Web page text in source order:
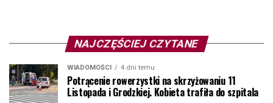
NAJCZĘŚCIEJ CZYTANE
WIADOMOŚCI 4 dni temu
Potrącenie rowerzystki na skrzyżowaniu 11
Listopada i Grodzkiej. Kobieta trafiła do szpitala